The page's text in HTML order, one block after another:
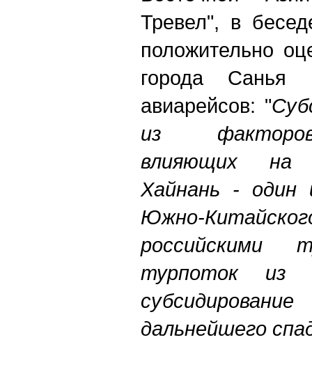
Тревел", в
положительно
города Санья
авиарейсов: "
из
влияющих на
Хайнань - один
Южно-
российскими
турпоток из
дальнейшего